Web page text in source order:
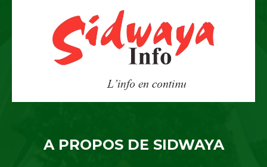
A PROPOS DE SIDWAYA